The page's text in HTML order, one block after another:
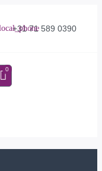
+31 71 589 0390
0